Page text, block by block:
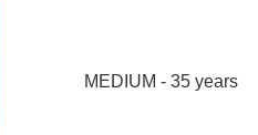
MEDIUM - 35 years